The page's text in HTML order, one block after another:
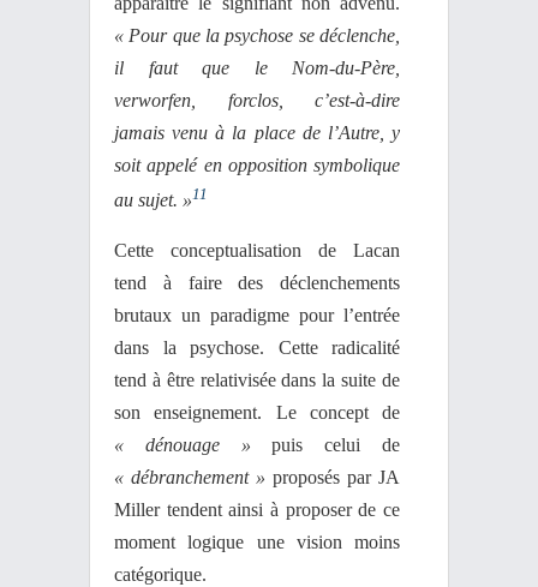
« Pour que la psychose se déclenche,
il faut que le Nom-du-Père,
verworfen, forclos, c’est-à-dire
jamais venu à la place de l’Autre, y
soit appelé en opposition symbolique
au sujet. »11
Cette conceptualisation de Lacan
tend à faire des déclenchements
brutaux un paradigme pour l’entrée
dans la psychose. Cette radicalité
tend à être relativisée dans la suite de
son enseignement. Le concept de
« dénouage » puis celui de
« débranchement » proposés par JA
Miller tendent ainsi à proposer de ce
moment logique une vision moins
catégorique.